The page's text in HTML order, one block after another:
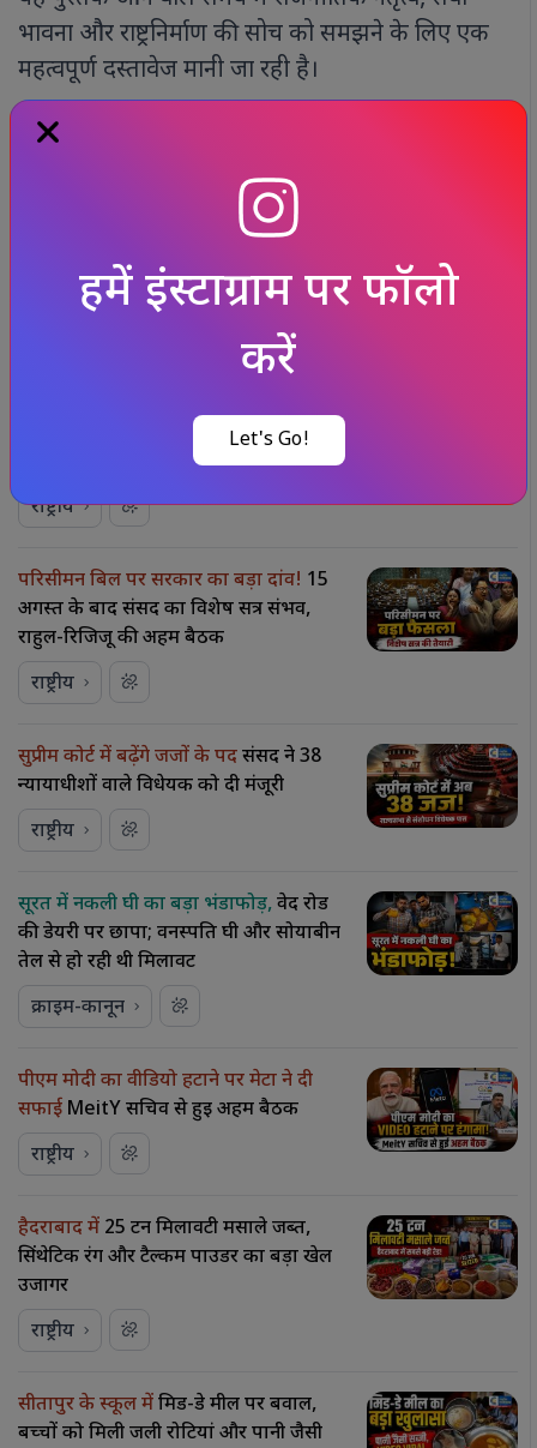
हमें इंस्टाग्राम पर फॉलो
करें
Let's Go!
भावना और राष्ट्रनिर्माण की सोच को समझने के लिए एक
महत्वपूर्ण दस्तावेज मानी जा रही है।
Published at : 14 May 2026, 09:01 am (IST)
#india news /#nationalnews
संबंधित समाचार
विशाखा राठौड़
UAE से भारत लाई गई, CBI को बड़ी सफलता
राष्ट्रीय
परिसीमन बिल पर सरकार का बड़ा दांव! 15
अगस्त के बाद संसद का विशेष सत्र संभव,
राहुल-रिजिजू की अहम बैठक
राष्ट्रीय
सुप्रीम कोर्ट में बढ़ेंगे जजों के पदसंसद ने 38
न्यायाधीशों वाले विधेयक को दी मंजूरी
राष्ट्रीय
सूरत में नकली घी का बड़ा भंडाफोड़,वेद रोड
की डेयरी पर छापा; वनस्पति घी और सोयाबीन
तेल से हो रही थी मिलावट
क्राइम-कानून
पीएम मोदी का वीडियो हटाने पर मेटा ने दी
सफाई MeitY सचिव से हुई अहम बैठक
राष्ट्रीय
हैदराबाद में 25 टन मिलावटी मसाले जब्त,
सिंथेटिक रंग और टैल्कम पाउडर का बड़ा खेल
उजागर
राष्ट्रीय
सीतापुर के स्कूल मेंमिड-डे मील पर बवाल,
बच्चों को मिली जली रोटियां और पानी जैसी